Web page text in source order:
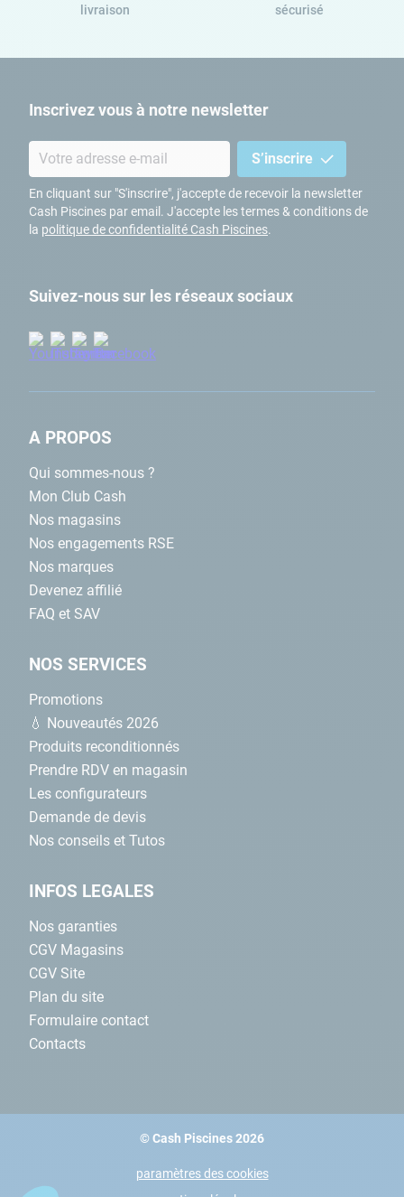
livraison
sécurisé
Inscrivez vous à notre newsletter
S’inscrire
En cliquant sur "S'inscrire", j'accepte de recevoir la newsletter
Cash Piscines par email. J'accepte les termes & conditions de
la politique de confidentialité Cash Piscines.
Suivez-nous sur les réseaux sociaux
A PROPOS
Qui sommes-nous ?
Mon Club Cash
Nos magasins
Nos engagements RSE
Nos marques
Devenez affilié
FAQ et SAV
NOS SERVICES
Promotions
💧 Nouveautés 2026
Produits reconditionnés
Prendre RDV en magasin
Les configurateurs
Demande de devis
Nos conseils et Tutos
INFOS LEGALES
Nos garanties
CGV Magasins
CGV Site
Plan du site
Formulaire contact
Contacts
© Cash Piscines 2026
paramètres des cookies